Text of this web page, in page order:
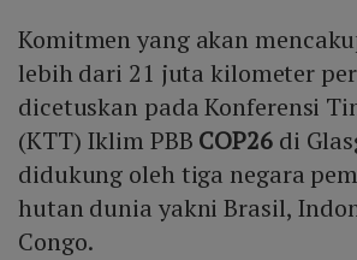
Komitmen yang akan
lebih dari 21 juta kilometer
dicetuskan pada Konferensi
(KTT) Iklim PBB COP26di
didukung oleh tiga negara
hutan dunia yakni Brasil,
Congo.